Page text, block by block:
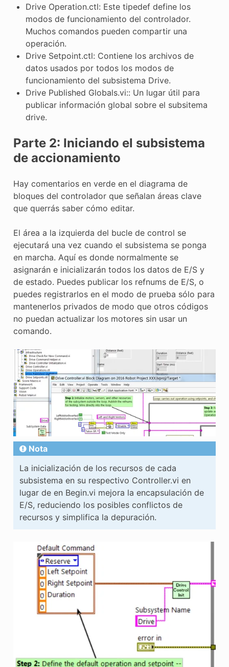
Drive Operation.ctl: Este tipedef define los
modos de funcionamiento del controlador.
Muchos comandos pueden compartir una
operación.
Drive Setpoint.ctl: Contiene los archivos de
datos usados por todos los modos de
funcionamiento del subsistema Drive.
Drive Published Globals.vi:: Un lugar útil para
publicar información global sobre el subsitema
drive.
Parte 2: Iniciando el subsistema
de accionamiento
Hay comentarios en verde en el diagrama de
bloques del controlador que señalan áreas clave
que querrás saber cómo editar.
El área a la izquierda del bucle de control se
ejecutará una vez cuando el subsistema se ponga
en marcha. Aquí es donde normalmente se
asignarán e inicializarán todos los datos de E/S y
de estado. Puedes publicar los refnums de E/S, o
puedes registrarlos en el modo de prueba sólo para
mantenerlos privados de modo que otros códigos
no puedan actualizar los motores sin usar un
comando.
Nota
La inicialización de los recursos de cada
subsistema en su respectivo Controller.vi en
lugar de en Begin.vi mejora la encapsulación de
E/S, reduciendo los posibles conflictos de
recursos y simplifica la depuración.